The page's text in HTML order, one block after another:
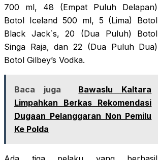
700 ml, 48 (Empat Puluh Delapan)
Botol Iceland 500 ml, 5 (Lima) Botol
Black Jack`s, 20 (Dua Puluh) Botol
Singa Raja, dan 22 (Dua Puluh Dua)
Botol Gilbey’s Vodka.
Baca juga
Bawaslu Kaltara
Limpahkan Berkas Rekomendasi
Dugaan Pelanggaran Non Pemilu
Ke Polda